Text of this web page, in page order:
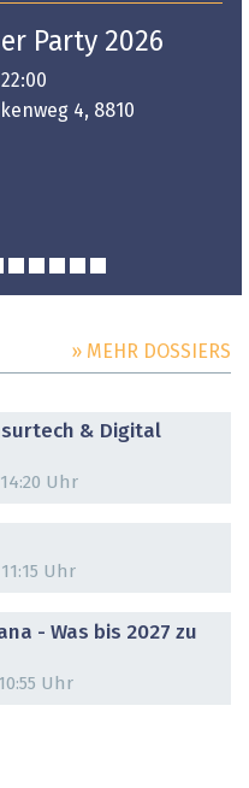
Party 2026
4, 8810
» MEHR DOSSIERS
& Digital
Uhr
Uhr
- Was bis 2027 zu
Uhr